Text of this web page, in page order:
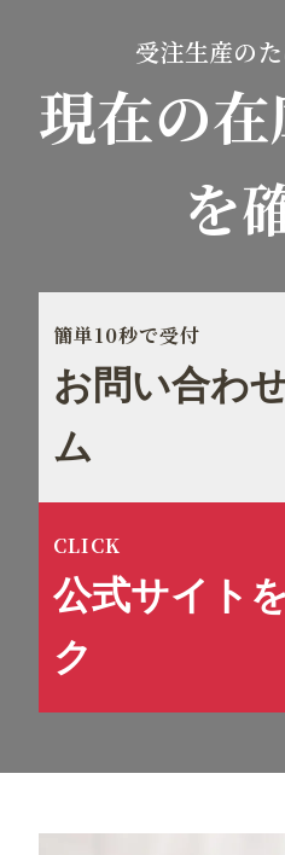
受注生産の
現在の
を
簡単10秒で受付
お問い合わ
ム
CLICK
公式サイト
ク